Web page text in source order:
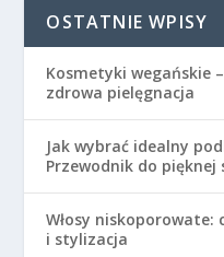
OSTATNIE WPISY
Kosmetyki wegańskie
zdrowa pielęgnacja
Jak wybrać idealny
Przewodnik do pięknej
Włosy
i stylizacja